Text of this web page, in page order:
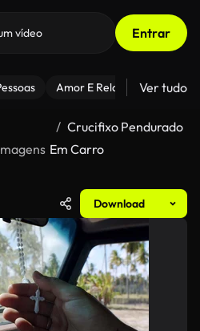
Entrar
Amor E Relacionamentos
Ver tudo
Crucifixo Pendurado
Em Carro
Download